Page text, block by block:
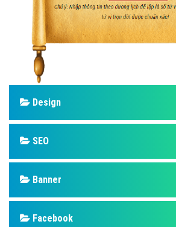
Design
SEO
Banner
Facebook